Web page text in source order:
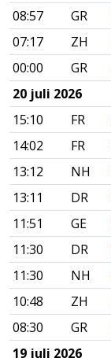
08:57
GR
07:17
ZH
00:00
GR
20 juli 2026
15:10
FR
14:02
FR
13:12
NH
13:11
DR
11:51
GE
11:30
DR
11:30
NH
10:48
ZH
08:30
GR
19 juli 2026